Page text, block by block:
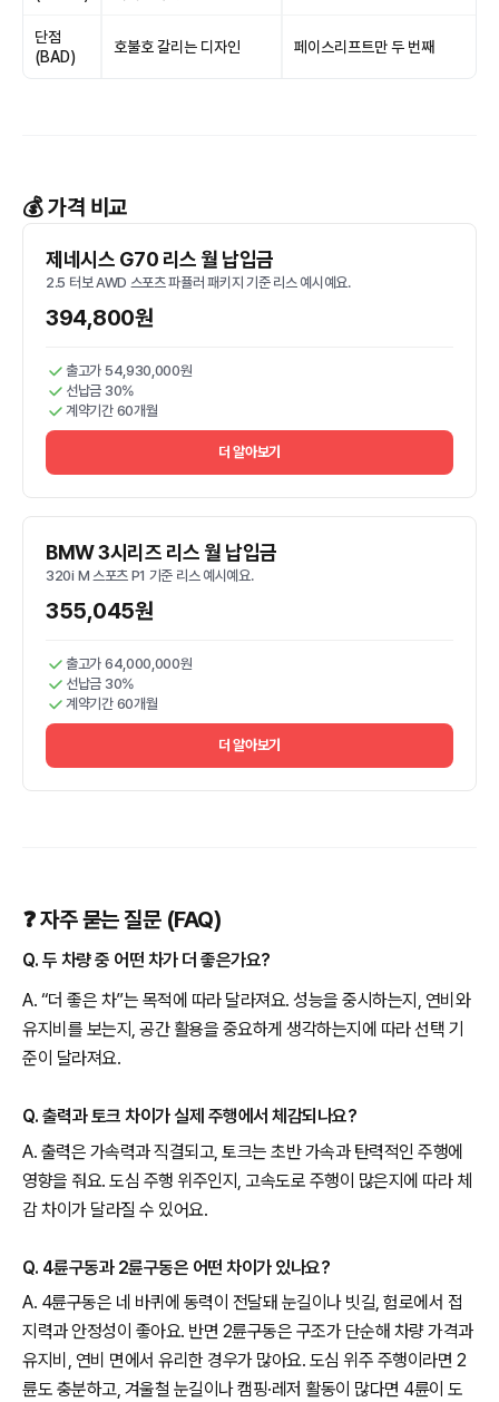
단점
(BAD)
호불호 갈리는 디자인 페이스리프트만 두 번째
💰 가격 비교
제네시스 G70 리스 월 납입금
2.5 터보 AWD 스포츠 파퓰러 패키지 기준 리스 예시예요.
394,800원
출고가 54,930,000원
선납금 30%
계약기간 60개월
더 알아보기
BMW 3시리즈 리스 월 납입금
320i M 스포츠 P1 기준 리스 예시예요.
355,045원
출고가 64,000,000원
선납금 30%
계약기간 60개월
더 알아보기
❓ 자주 묻는 질문 (FAQ)
Q. 두 차량 중 어떤 차가 더 좋은가요?
A. “더 좋은 차”는 목적에 따라 달라져요. 성능을 중시하는지, 연비와
유지비를 보는지, 공간 활용을 중요하게 생각하는지에 따라 선택 기
준이 달라져요.
Q. 출력과 토크 차이가 실제 주행에서 체감되나요?
A. 출력은 가속력과 직결되고, 토크는 초반 가속과 탄력적인 주행에
영향을 줘요. 도심 주행 위주인지, 고속도로 주행이 많은지에 따라 체
감 차이가 달라질 수 있어요.
Q. 4륜구동과 2륜구동은 어떤 차이가 있나요?
A. 4륜구동은 네 바퀴에 동력이 전달돼 눈길이나 빗길, 험로에서 접
지력과 안정성이 좋아요. 반면 2륜구동은 구조가 단순해 차량 가격과
유지비, 연비 면에서 유리한 경우가 많아요. 도심 위주 주행이라면 2
륜도 충분하고, 겨울철 눈길이나 캠핑·레저 활동이 많다면 4륜이 도